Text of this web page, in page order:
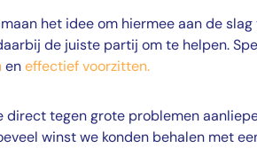
het idee om hiermee aan de slag
de juiste partij om te helpen.
eneffectief voorzitten.
direct tegen grote problemen
winst we konden behalen met